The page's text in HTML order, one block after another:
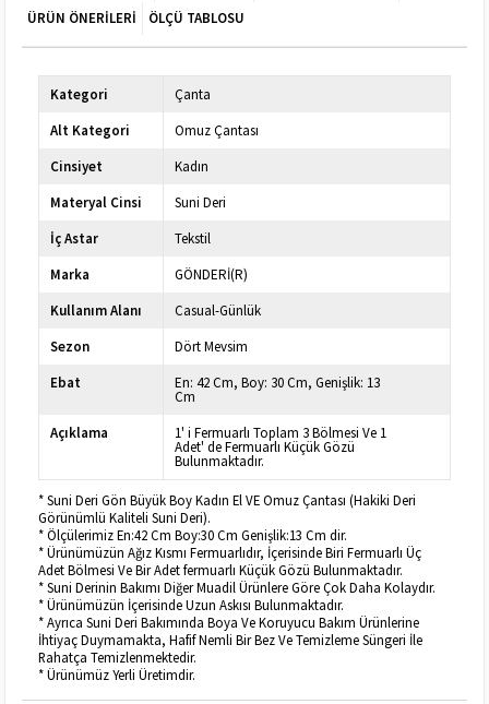
ÜRÜN ÖNERILERI
ÖLÇÜ TABLOSU
Kategori
Çanta
Alt Kategori
Omuz Çantası
Cinsiyet
Kadın
Materyal Cinsi
Suni Deri
İç Astar
Tekstil
Marka
GÖNDERİ(R)
Kullanım Alanı
Casual-Günlük
Sezon
Dört Mevsim
Ebat
En: 42 Cm, Boy: 30 Cm, Genişlik: 13
Cm
Açıklama
1' i Fermuarlı Toplam 3 Bölmesi Ve 1
Adet' de Fermuarlı Küçük Gözü
Bulunmaktadır.
* Suni Deri Gön Büyük Boy Kadın El VE Omuz Çantası (Hakiki Deri
Görünümlü Kaliteli Suni Deri).
* Ölçülerimiz En:42 Cm Boy:30 Cm Genişlik:13 Cm dir.
* Ürünümüzün Ağız Kısmı Fermuarlıdır, İçerisinde Biri Fermuarlı Üç
Adet Bölmesi Ve Bir Adet fermuarlı Küçük Gözü Bulunmaktadır.
* Suni Derinin Bakımı Diğer Muadil Ürünlere Göre Çok Daha Kolaydır.
* Ürünümüzün İçerisinde Uzun Askısı Bulunmaktadır.
* Ayrıca Suni Deri Bakımında Boya Ve Koruyucu Bakım Ürünlerine
İhtiyaç Duymamakta, Hafif Nemli Bir Bez Ve Temizleme Süngeri İle
Rahatça Temizlenmektedir.
* Ürünümüz Yerli Üretimdir.